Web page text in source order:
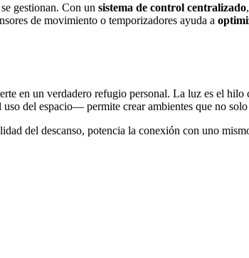
gestionan. Con un sistema de control centralizado
de movimiento o temporizadores ayuda a
en un verdadero refugio personal. La luz es el
del espacio— permite crear ambientes que no
del descanso, potencia la conexión con uno